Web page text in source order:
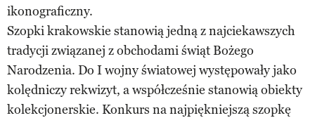
ikonograficzny.
Szopki krakowskie stanowią jedną z najciekawszych
tradycji związanej z obchodami świąt Bożego
Narodzenia. Do I wojny światowej występowały jako
kolędniczy rekwizyt, a współcześnie stanowią obiekty
kolekcjonerskie. Konkurs na najpiękniejszą szopkę